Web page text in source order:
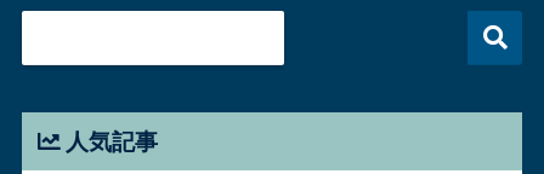
人気記事